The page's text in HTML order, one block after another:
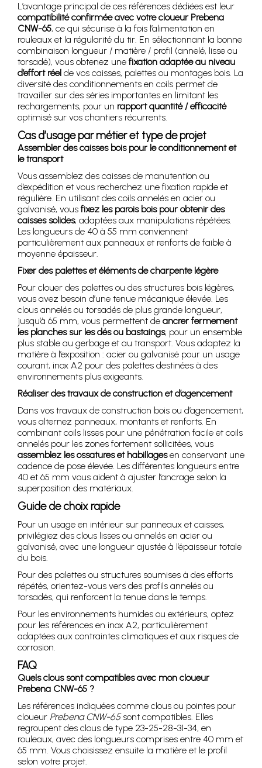
L’avantage principal de ces références dédiées est leur
compatibilité confirmée avec votre cloueur Prebena
CNW-65, ce qui sécurise à la fois l’alimentation en
rouleaux et la régularité du tir. En sélectionnant la bonne
combinaison longueur / matière / profil (annelé, lisse ou
torsadé), vous obtenez une fixation adaptée au niveau
d’effort réel de vos caisses, palettes ou montages bois. La
diversité des conditionnements en coils permet de
travailler sur des séries importantes en limitant les
rechargements, pour un rapport quantité / efficacité
optimisé sur vos chantiers récurrents.
Cas d’usage par métier et type de projet
Assembler des caisses bois pour le conditionnement et
le transport
Vous assemblez des caisses de manutention ou
d’expédition et vous recherchez une fixation rapide et
régulière. En utilisant des coils annelés en acier ou
galvanisé, vous fixez les parois bois pour obtenir des
caisses solides, adaptées aux manipulations répétées.
Les longueurs de 40 à 55 mm conviennent
particulièrement aux panneaux et renforts de faible à
moyenne épaisseur.
Fixer des palettes et éléments de charpente légère
Pour clouer des palettes ou des structures bois légères,
vous avez besoin d’une tenue mécanique élevée. Les
clous annelés ou torsadés de plus grande longueur,
jusqu’à 65 mm, vous permettent de ancrer fermement
les planches sur les dés ou bastaings, pour un ensemble
plus stable au gerbage et au transport. Vous adaptez la
matière à l’exposition : acier ou galvanisé pour un usage
courant, inox A2 pour des palettes destinées à des
environnements plus exigeants.
Réaliser des travaux de construction et d’agencement
Dans vos travaux de construction bois ou d’agencement,
vous alternez panneaux, montants et renforts. En
combinant coils lisses pour une pénétration facile et coils
annelés pour les zones fortement sollicitées, vous
assemblez les ossatures et habillagesen conservant une
cadence de pose élevée. Les différentes longueurs entre
40 et 65 mm vous aident à ajuster l’ancrage selon la
superposition des matériaux.
Guide de choix rapide
Pour un usage en intérieur sur panneaux et caisses,
privilégiez des clous lisses ou annelés en acier ou
galvanisé, avec une longueur ajustée à l’épaisseur totale
du bois.
Pour des palettes ou structures soumises à des efforts
répétés, orientez-vous vers des profils annelés ou
torsadés, qui renforcent la tenue dans le temps.
Pour les environnements humides ou extérieurs, optez
pour les références en inox A2, particulièrement
adaptées aux contraintes climatiques et aux risques de
corrosion.
FAQ
Quels clous sont compatibles avec mon cloueur
Prebena CNW-65 ?
Les références indiquées comme clous ou pointes pour
cloueur Prebena CNW-65sont compatibles. Elles
regroupent des clous de type 23-25-28-31-34, en
rouleaux, avec des longueurs comprises entre 40 mm et
65 mm. Vous choisissez ensuite la matière et le profil
selon votre projet.